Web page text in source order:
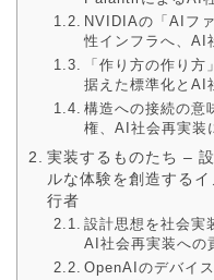
NVIDIAの「AIフ
性インフラへ、AI
「作り方の作り
据えた標準化とAI
構造への接続の意
権、AI社会再実装
実装するものたち –
ルな体験を創造する
行者
設計思想を社会実
AI社会再実装への
OpenAIのデバイ